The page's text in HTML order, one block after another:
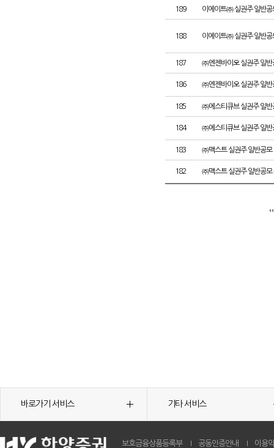
189 이에이트㈜ 실권주 일반공
188 이에이트㈜ 실권주 일반공
187 ㈜엔젠바이오 실권주 일반
186 ㈜엔젠바이오 실권주 일반
185 ㈜에스티큐브 실권주 일반
184 ㈜에스티큐브 실권주 일반
183 ㈜맥스트 실권주 일반공모
182 ㈜맥스트 실권주 일반공모
바로가기 서비스 기타 서비스
보호금융상품등록부 공동인증안내 이용